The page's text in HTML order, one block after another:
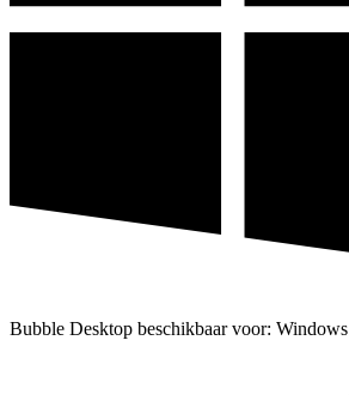
Bubble Desktop beschikbaar voor: Windows